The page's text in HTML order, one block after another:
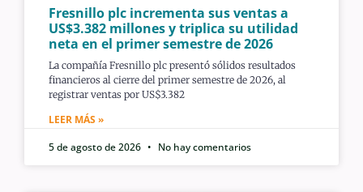
Fresnillo plc incrementa sus ventas a
US$3.382 millones y triplica su utilidad
neta en el primer semestre de 2026
La compañía Fresnillo plc presentó sólidos resultados
financieros al cierre del primer semestre de 2026, al
registrar ventas por US$3.382
LEER MÁS »
5 de agosto de 2026
No hay comentarios